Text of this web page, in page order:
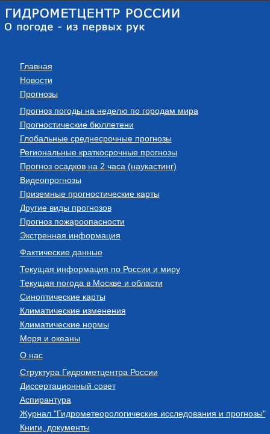
Главная
Новости
Прогнозы
Прогноз погоды на неделю по городам мира
Прогностические бюллетени
Глобальные среднесрочные прогнозы
Региональные краткосрочные прогнозы
Прогноз осадков на 2 часа (наукастинг)
Видеопрогнозы
Приземные прогностические карты
Другие виды прогнозов
Прогноз пожароопасности
Экстренная информация
Фактические данные
Текущая информация по России и миру
Текущая погода в Москве и области
Синоптические карты
Климатические изменения
Климатические нормы
Моря и океаны
О нас
Структура Гидрометцентра России
Диссертационный совет
Аспирантура
Журнал "Гидрометеорологические исследования и прогнозы"
Книги, документы